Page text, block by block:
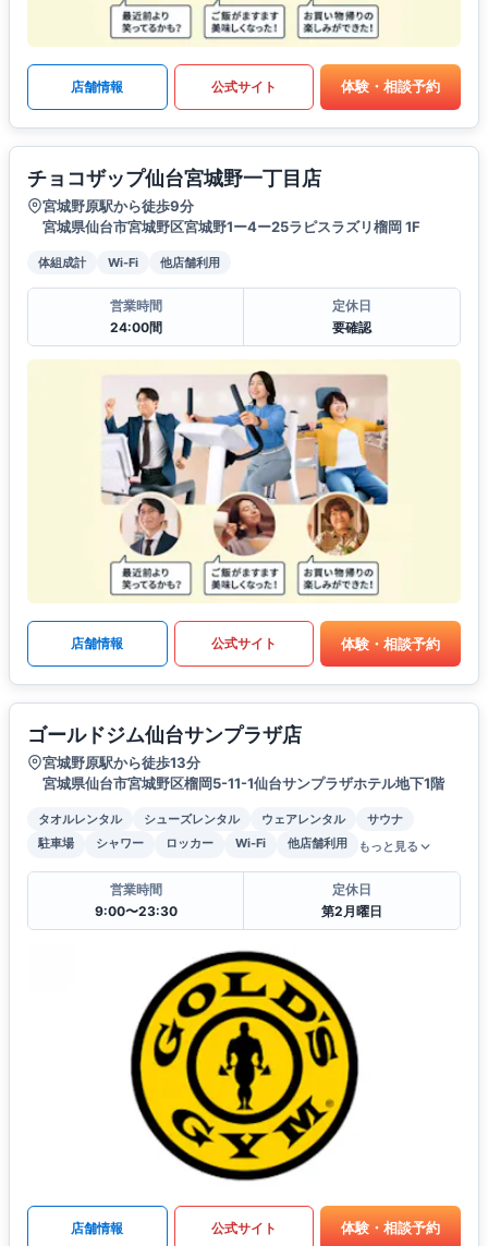
店舗情報 公式サイト 体験・相談予約
チョコザップ仙台宮城野一丁目店
宮城野原駅から徒歩9分
宮城県仙台市宮城野区宮城野1ー4ー25ラピスラズリ榴岡 1F
体組成計 Wi-Fi 他店舗利用
営業時間
24:00間
定休日
要確認
店舗情報 公式サイト 体験・相談予約
ゴールドジム仙台サンプラザ店
宮城野原駅から徒歩13分
宮城県仙台市宮城野区榴岡5-11-1仙台サンプラザホテル地下1階
タオルレンタル シューズレンタル ウェアレンタル
サウナ
駐車場
シャワー ロッカー Wi-Fi 他店舗利用 もっと見る
営業時間
9:00〜23:30
定休日
第2月曜日
店舗情報 公式サイト 体験・相談予約